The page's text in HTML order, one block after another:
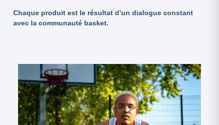
Chaque produit est le résultat d’un dialogue constant
avec la communauté basket.